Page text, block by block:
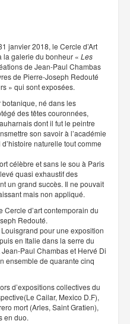
janvier 2018, le Cercle d’Art
la galerie du bonheur « Les
de Jean-Paul Chambas
de Pierre-Joseph Redouté
» qui sont exposées.
né dans les
des têtes couronnées,
dont il fut le peintre
son savoir à l’académie
naturelle tout comme
célèbre et sans le sou à Paris
quasi exhaustif des
un grand succès. Il ne pouvait
mais non appliqué.
Cercle d’art contemporain du
Redouté.
pour une exposition
en Italie dans la serre du
Paul Chambas et Hervé Di
ensemble de quarante cinq
d’expositions collectives du
Cailar, Mexico D.F),
mort (Arles, Saint Gratien),
en duo.